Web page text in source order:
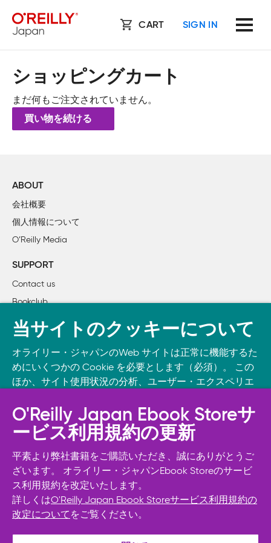
CART SIGN IN
ショッピングカート
まだ何もご注文されていません。
買い物を続ける
ABOUT
会社概要
個人情報について
O’Reilly Media
SUPPORT
Contact us
Bookclub
書籍注文
Take O’Reilly with you and learn anywhere, anytime on your
phone
and tablet.
© 2026, O’Reilly Japan, Inc. oreilly.co.jpに掲載されているすべて
当サイトのクッキーについて
オライリー・ジャパンのWeb サイトは正常に機能するた
めにいくつかの Cookie を必要とします（必須）。 この
ほか、サイト使用状況の分析、ユーザー・エクスペリエ
その他の Cookie を使用することがあります。 詳細につ
いては Cookie設定をご確認ください。
また、オライリー・ジャパンのプライバシーポリシーに
ついては 個人情報保護方針をご確認ください。
Cookie設定
必須Cookie以外を拒否する
O'Reilly Japan Ebook Storeサ
ービス利用規約の更新
平素より弊社書籍をご購読いただき、誠にありがとうご
ざいます。 オライリー・ジャパンEbook Storeのサービ
ス利用規約を改定いたします。
詳しくはO'Reilly Japan Ebook Storeサービス利用規約の
改定について をご覧ください。